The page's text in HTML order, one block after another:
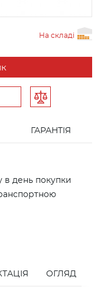
На складі
ГАРАНТІЯ
в день покупки
ОГЛЯД